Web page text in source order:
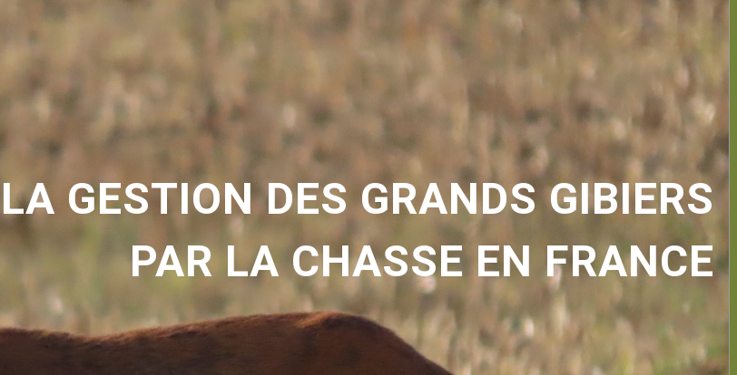
LA GESTION DES GRANDS GIBIERS
PAR LA CHASSE EN FRANCE